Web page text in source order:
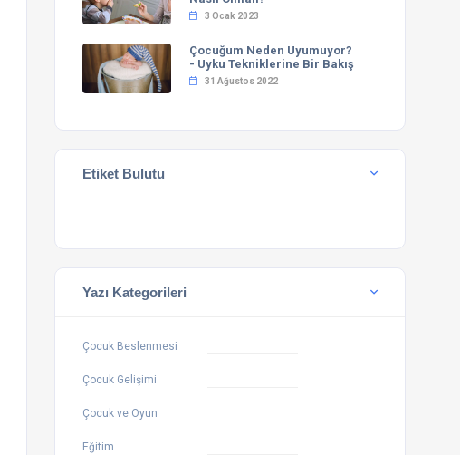
3 Ocak 2023
Çocuğum Neden Uyumuyor?
- Uyku Tekniklerine Bir Bakış
31 Ağustos 2022
Etiket Bulutu
Yazı Kategorileri
Çocuk Beslenmesi
Çocuk Gelişimi
Çocuk ve Oyun
Eğitim